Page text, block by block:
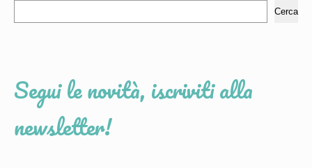
Cerca
Segui le novità, iscriviti alla
newsletter!